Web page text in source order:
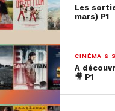
Les
mars) P1
CINÉMA &
A
🎥 P1